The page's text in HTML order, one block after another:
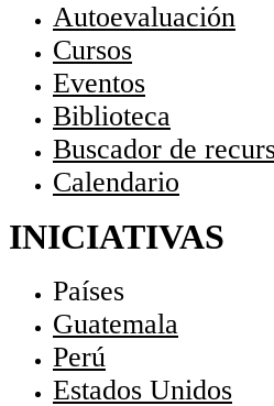
Autoevaluación
Cursos
Eventos
Biblioteca
Buscador de
Calendario
INICIATIVAS
Países
Guatemala
Perú
Estados Unidos